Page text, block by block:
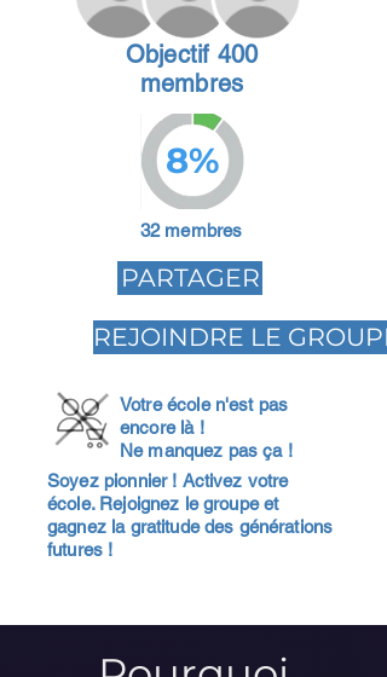
Objectif 400
membres
8%
32 membres
PARTAGER
REJOINDRE LE GROUPE
Votre école n'est pas
encore là !
Ne manquez pas ça !
Soyez pionnier ! Activez votre
école. Rejoignez le groupe et
gagnez la gratitude des générations
futures !